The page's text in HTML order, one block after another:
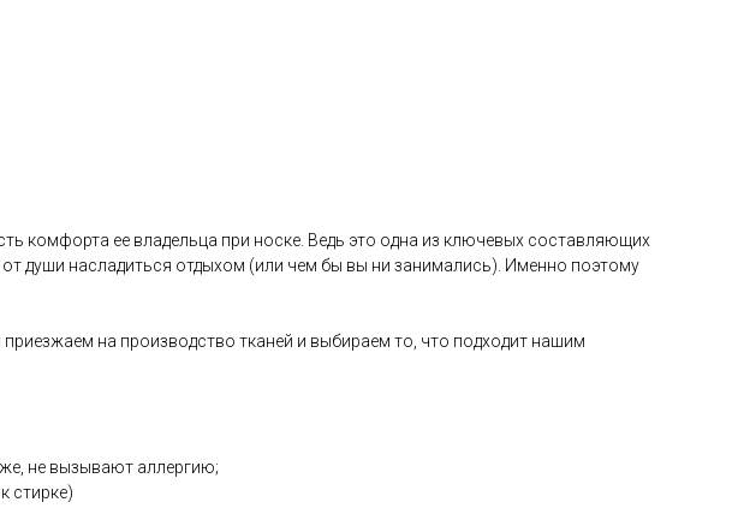
комфорта ее владельца при носке. Ведь это одна из ключевых составляющих
души насладиться отдыхом (или чем бы вы ни занимались). Именно поэтому
на производство тканей и выбираем то, что подходит нашим
не вызывают аллергию;
стирке)